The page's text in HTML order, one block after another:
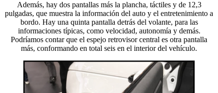
Además, hay dos pantallas más la plancha, táctiles y de 12,3
pulgadas, que muestra la información del auto y el entretenimiento a
bordo. Hay una quinta pantalla detrás del volante, para las
informaciones típicas, como velocidad, autonomía y demás.
Podríamos contar que el espejo retrovisor central es otra pantalla
más, conformando en total seis en el interior del vehículo.